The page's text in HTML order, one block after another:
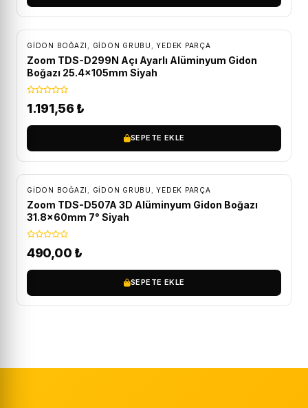
GIDON BOĞAZI GIDON GRUBU ,YEDEK PARÇA
Zoom TDS-D299N Açı Ayarlı Alüminyum Gidon
Boğazı 25.4x105mm Siyah
1.191,56 ₺
SEPETE EKLE
GIDON BOĞAZI GIDON GRUBU ,YEDEK PARÇA
Zoom TDS-D507A 3D Alüminyum Gidon Boğazı
31.8x60mm 7° Siyah
490,00 ₺
SEPETE EKLE